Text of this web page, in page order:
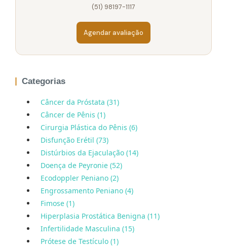
(51) 98197-1117
Agendar avaliação
Categorias
Câncer da Próstata (31)
Câncer de Pênis (1)
Cirurgia Plástica do Pênis (6)
Disfunção Erétil (73)
Distúrbios da Ejaculação (14)
Doença de Peyronie (52)
Ecodoppler Peniano (2)
Engrossamento Peniano (4)
Fimose (1)
Hiperplasia Prostática Benigna (11)
Infertilidade Masculina (15)
Prótese de Testículo (1)